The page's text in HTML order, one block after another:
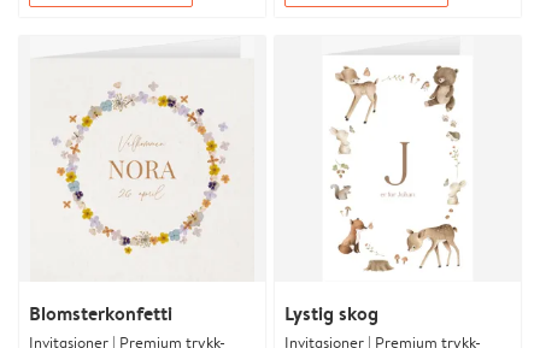
Blomsterkonfetti
Invitasjoner | Premium trykk-
Lystig skog
Invitasjoner | Premium trykk-